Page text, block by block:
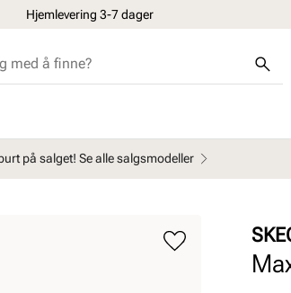
Hjemlevering 3-7 dager
på salget! Se alle salgsmodeller